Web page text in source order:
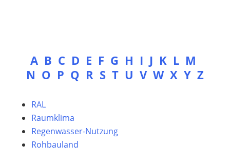
A B C D E F G H I J K L M
N O P Q R S T U V W X Y Z
RAL
Raumklima
Regenwasser-Nutzung
Rohbauland